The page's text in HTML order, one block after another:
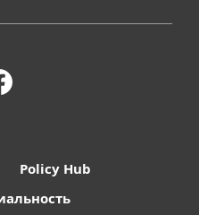
Policy Hub